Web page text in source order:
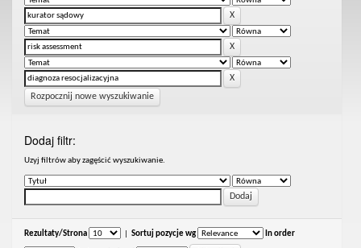
Rozpocznij nowe wyszukiwanie
Dodaj filtr:
Uzyj filtrów aby zagęścić wyszukiwanie.
Rezultaty/Strona Sortuj pozycje wg In order